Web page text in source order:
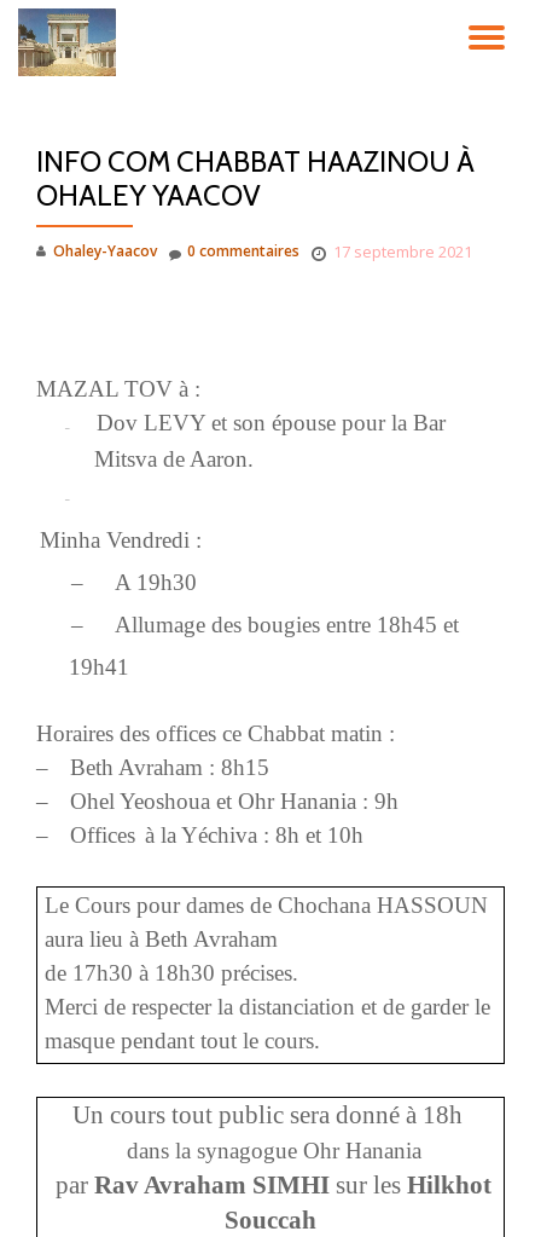
Aller
INFO COM CHABBAT HAAZINOU À
OHALEY YAACOV
Ohaley-Yaacov 17 septembre 2021
0 commentaires
MAZAL TOV à :
–
Dov LEVY et son épouse pour la Bar
Mitsva de Aaron.
–
Minha Vendredi :
–
A 19h30
–
Allumage des bougies entre 18h45 et
19h41
Horaires des offices ce Chabbat matin :
–
Beth Avraham : 8h15
–
Ohel Yeoshoua et Ohr Hanania : 9h
–
Offices à la Yéchiva : 8h et 10h
Le Cours pour dames de Chochana HASSOUN
aura lieu à Beth Avraham
de 17h30 à 18h30 précises.
Merci de respecter la distanciation et de garder le
masque pendant tout le cours.
Un cours tout public sera donné à 18h
dans la synagogue Ohr Hanania
par Rav Avraham SIMHI sur les Hilkhot
Souccah